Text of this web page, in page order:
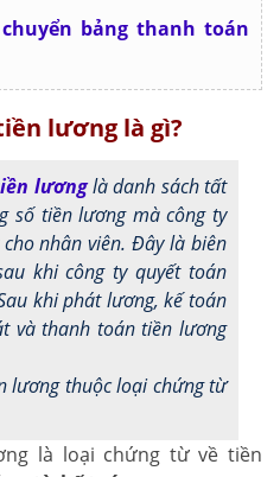
bảng thanh toán
lương là gì?
lươnglà danh sách tất
số tiền lương mà công ty
nhân viên. Đây là biên
khi công ty quyết toán
khi phát lương, kế toán
và thanh toán tiền lương
lương thuộc loại chứng từ
là loại chứng từ về tiền